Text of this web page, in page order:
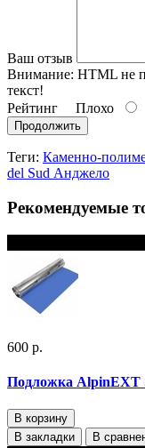
Ваш отзыв
Внимание: HTML не
текст!
Рейтинг Плохо
Продолжить
Теги: Каменно-
del Sud Анджело
Рекомендуемые
600 р.
Подложка AlpinEXT
В корзину
В закладки
В